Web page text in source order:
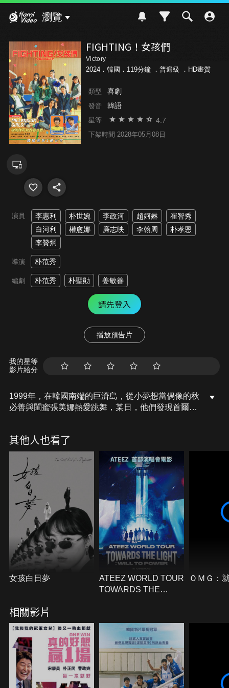
瀏覽
FIGHTING！女孩們
Victory
2024．韓國．119分鐘 ． 普遍級 ．HD畫質
類型 喜劇
發音 韓語
星等 4.7
下架時間 2028年05月08日
演員 李惠利 朴世婉 李政河 趙妸㛦
崔智秀
白河利
權愈娜 廉志映 李翰周
朴孝恩
李贊炯
導演 朴范秀
編劇 朴范秀 朴聖勛 姜敏善
請先登入
播放預告片
我的星等
影片給分
1999年，在韓國南端的巨濟島，從小夢想當偶像的秋
必善與閨蜜張美娜熱愛跳舞，某日，他們發現首爾來
特的同學們組成校內的啦啦隊，打算幫助校內長期處
於劣勢的足球隊，靠著她們的應援，在全國比賽取得
勝利。
其他人也看了
女孩白日夢
ATEEZ WORLD TOUR
TOWARDS THE
ＯＭＧ：
相關影片